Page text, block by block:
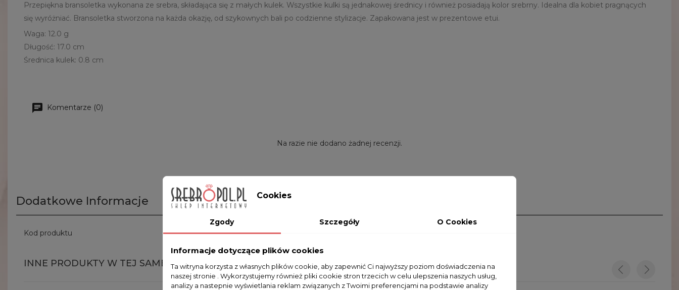
Przepiękna bransoletka wykonana ze srebra, składająca się z małych kulek. Wszystkie kulki są jednakowej średnicy i również posiadają kolor srebrny. Idealna dla kobiet pragnących
się wyróżniać. Bransoletka stworzona na każda okazję, od szykownych bali po codzienne stylizacje. Zapakowana jest w prezentowe etui.
Waga: 12.0 g
Długość: 17.0 cm
Średnica kulek: 0.8 cm
Komentarze (0)
Na razie nie dodano żadnej recenzji.
Dodatkowe Informacje
Kod produktu B133/0
INNE PRODUKTY W TEJ SAMEJ KATEGORII
Cookies
Zgody Szczegóły O Cookies
Informacje dotyczące plików cookies
Ta witryna korzysta z własnych plików cookie, aby zapewnić Ci najwyższy poziom doświadczenia na
naszej stronie . Wykorzystujemy również pliki cookie stron trzecich w celu ulepszenia naszych usług,
analizy a nastepnie wyświetlania reklam związanych z Twoimi preferencjami na podstawie analizy